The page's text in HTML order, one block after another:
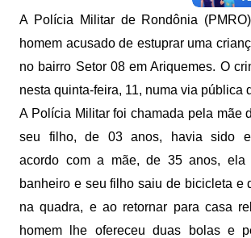
A Polícia Militar de Rondônia
homem acusado de estuprar uma
no bairro Setor 08 em Ariquemes. O
nesta quinta-feira, 11, numa via pública
A Polícia Militar foi chamada pela mãe
seu filho, de 03 anos, havia sido
acordo com a mãe, de 35 anos, ela
banheiro e seu filho saiu de bicicleta e
na quadra, e ao retornar para casa
homem lhe ofereceu duas bolas e